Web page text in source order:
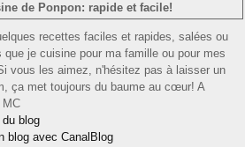
de Ponpon: rapide et facile!
recettes faciles et rapides, salées ou
que je cuisine pour ma famille ou pour mes
vous les aimez, n'hésitez pas à laisser un
ça met toujours du baume au cœur! A
MC
blog
blog avec CanalBlog